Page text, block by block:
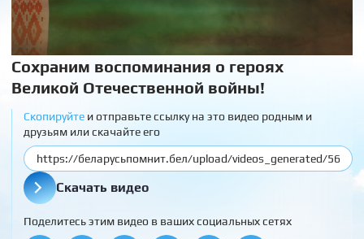
Сохраним воспоминания о героях
Великой Отечественной войны!
Скопируйтеи отправьте ссылку на это видео родным и
друзьям или скачайте его
Скачать видео
Поделитесь этим видео в ваших социальных сетях